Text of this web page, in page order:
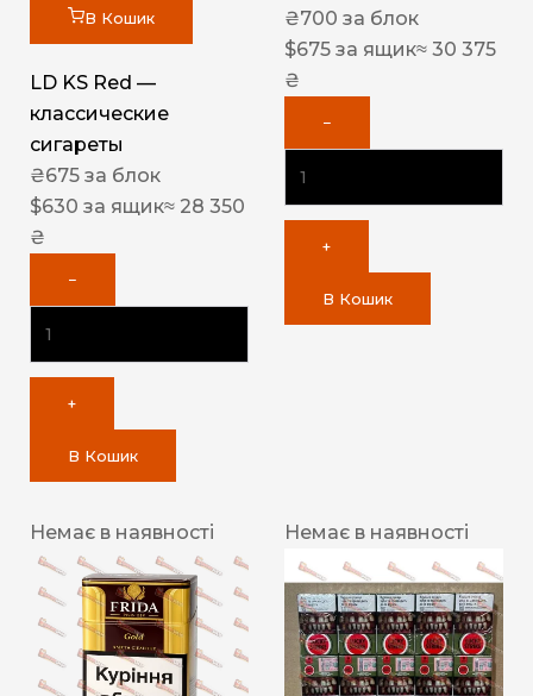
В Кошик
LD KS Red —
классические
сигареты
₴675 за блок
$630 за ящик≈ 28 350
₴
−
+
В Кошик
₴700 за блок
$675 за ящик≈ 30 375
₴
−
+
В Кошик
Немає в наявності Немає в наявності